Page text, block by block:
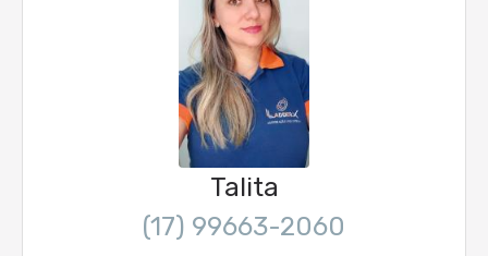
Talita
(17) 99663-2060